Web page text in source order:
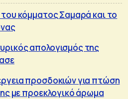
κόμματος Σαμαρά και το
απολογισμός της
προσδοκιών για πτώση
με προεκλογικό άρωμα